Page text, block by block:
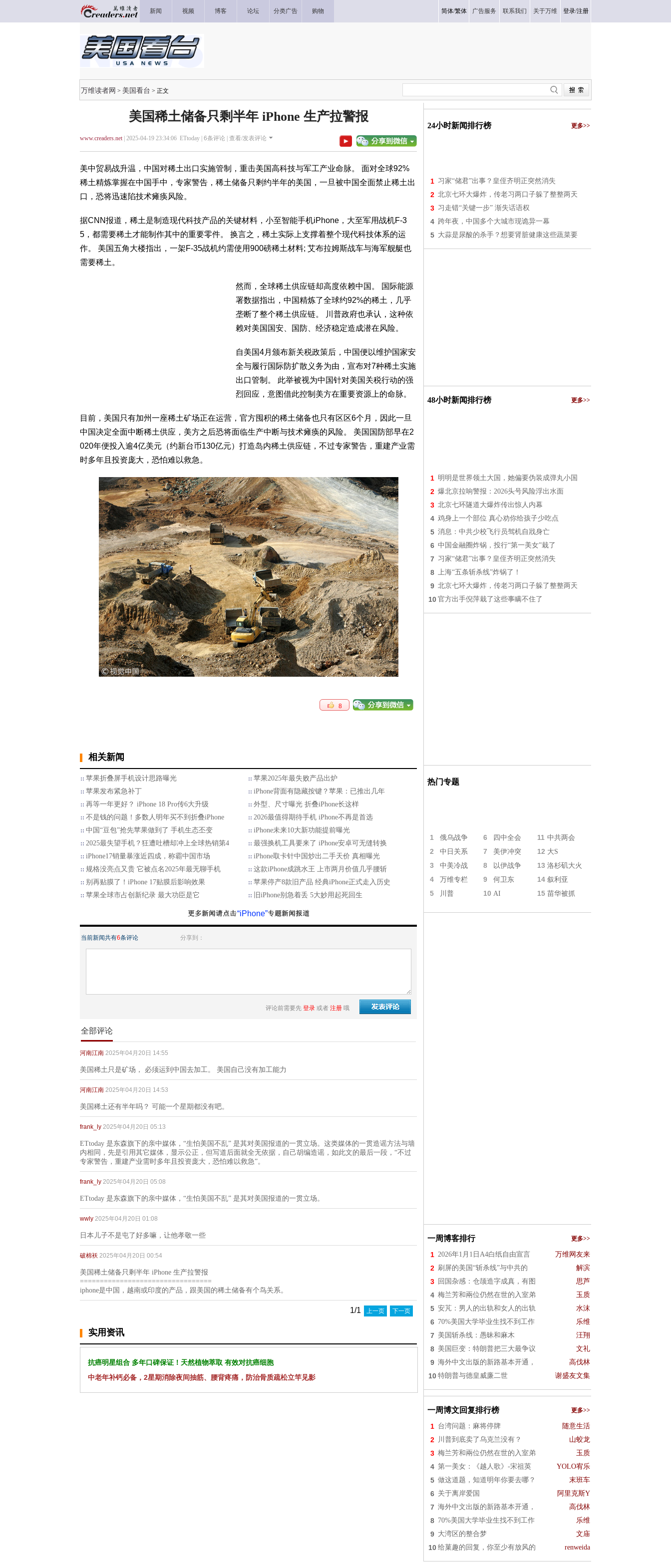
新闻 视频 博客 论坛 分类广告 购物 简体/繁体 广告服务 联系我们 关于万维 登录/注册
万维读者网 > 美国看台 > 正文
美国稀土储备只剩半年 iPhone 生产拉警报
www.creaders.net| 2025-04-19 23:34:06 ETtoday | 6条评论 | 查看/发表评论
美中贸易战升温，中国对稀土出口实施管制，重击美国高科技与军工产业命脉。 面对全球92%
稀土精炼掌握在中国手中，专家警告，稀土储备只剩约半年的美国，一旦被中国全面禁止稀土出
口，恐将迅速陷技术瘫痪风险。
据CNN报道，稀土是制造现代科技产品的关键材料，小至智能手机iPhone，大至军用战机F-3
5，都需要稀土才能制作其中的重要零件。 换言之，稀土实际上支撑着整个现代科技体系的运
作。 美国五角大楼指出，一架F-35战机约需使用900磅稀土材料; 艾布拉姆斯战车与海军舰艇也
需要稀土。
然而，全球稀土供应链却高度依赖中国。 国际能源
署数据指出，中国精炼了全球约92%的稀土，几乎
垄断了整个稀土供应链。 川普政府也承认，这种依
赖对美国国安、国防、经济稳定造成潜在风险。
自美国4月颁布新关税政策后，中国便以维护国家安
全与履行国际防扩散义务为由，宣布对7种稀土实施
出口管制。 此举被视为中国针对美国关税行动的强
烈回应，意图借此控制美方在重要资源上的命脉。
目前，美国只有加州一座稀土矿场正在运营，官方囤积的稀土储备也只有区区6个月，因此一旦
中国决定全面中断稀土供应，美方之后恐将面临生产中断与技术瘫痪的风险。 美国国防部早在2
020年便投入逾4亿美元（约新台币130亿元）打造岛内稀土供应链，不过专家警告，重建产业需
时多年且投资庞大，恐怕难以救急。
8
相关新闻
苹果折叠屏手机设计思路曝光
苹果2025年最失败产品出炉
苹果发布紧急补丁
iPhone背面有隐藏按键？苹果：已推出几年
再等一年更好？ iPhone 18 Pro传6大升级
外型、尺寸曝光 折叠iPhone长这样
不是钱的问题！多数人明年买不到折叠iPhone
2026最值得期待手机 iPhone不再是首选
中国“豆包”抢先苹果做到了 手机生态丕变
iPhone未来10大新功能提前曝光
2025最失望手机？狂遭吐槽却冲上全球热销第4
最强换机工具要来了 iPhone安卓可无缝转换
iPhone17销量暴涨近四成，称霸中国市场
iPhone取卡针中国炒出二手天价 真相曝光
规格没亮点又贵 它被点名2025年最无聊手机
这款iPhone成跳水王 上市两月价值几乎腰斩
别再贴膜了！iPhone 17贴膜后影响效果
苹果停产8款旧产品 经典iPhone正式走入历史
苹果全球市占创新纪录 最大功臣是它
旧iPhone别急着丢 5大妙用起死回生
“iPhone”
当前新闻共有6条评论 分享到：
评论前需要先 登录 或者 注册 哦
全部评论
河南江南 2025年04月20日 14:55
美国稀土只是矿场， 必须运到中国去加工。 美国自己没有加工能力
河南江南 2025年04月20日 14:53
美国稀土还有半年吗？ 可能一个星期都没有吧。
frank_ly 2025年04月20日 05:13
ETtoday 是东森旗下的亲中媒体，“生怕美国不乱” 是其对美国报道的一贯立场。这类媒体的一贯造谣方法与墙
内相同，先是引用其它媒体，显示公正，但写道后面就全无依据，自己胡编造谣，如此文的最后一段，“不过
专家警告，重建产业需时多年且投资庞大，恐怕难以救急”。
frank_ly 2025年04月20日 05:08
ETtoday 是东森旗下的亲中媒体，“生怕美国不乱” 是其对美国报道的一贯立场。
wwly 2025年04月20日 01:08
日本儿子不是屯了好多嘛，让他孝敬一些
破棉袄 2025年04月20日 00:54
美国稀土储备只剩半年 iPhone 生产拉警报
=================================
iphone是中国，越南或印度的产品，跟美国的稀土储备有个鸟关系。
1/1 上一页 下一页
实用资讯
抗癌明星组合 多年口碑保证！天然植物萃取 有效对抗癌细胞
中老年补钙必备，2星期消除夜间抽筋、腰背疼痛，防治骨质疏松立竿见影
24小时新闻排行榜 更多>>
1 习家“储君”出事？皇侄齐明正突然消失
2 北京七环大爆炸，传老习两口子躲了整整两天
3 习走错“关键一步” 渐失话语权
4 跨年夜，中国多个大城市现诡异一幕
5 大蒜是尿酸的杀手？想要肾脏健康这些蔬菜要
48小时新闻排行榜 更多>>
1 明明是世界领土大国，她偏要伪装成弹丸小国
2 爆北京拉响警报：2026头号风险浮出水面
3 北京七环隧道大爆炸传出惊人内幕
4 鸡身上一个部位 真心劝你给孩子少吃点
5 消息：中共少校飞行员驾机自戕身亡
6 中国金融圈炸锅，投行“第一美女”栽了
7 习家“储君”出事？皇侄齐明正突然消失
8 上海“五条斩杀线”炸锅了！
9 北京七环大爆炸，传老习两口子躲了整整两天
10 官方出手倪萍栽了这些事瞒不住了
热门专题
1 俄乌战争 6 四中全会 11 中共两会
2 中日关系 7 美伊冲突 12 大S
3 中美冷战 8 以伊战争 13 洛杉矶大火
4 万维专栏 9 何卫东 14 叙利亚
5 川普 10 AI 15 苗华被抓
一周博客排行 更多>>
1 2026年1月1日A4白纸自由宣言 万维网友来
2 刷屏的美国“斩杀线”与中共的 解滨
3 回国杂感：仓颉造字成真，有图 思芦
4 梅兰芳和兩位仍然在世的入室弟 玉质
5 安芃：男人的出轨和女人的出轨 水沫
6 70%美国大学毕业生找不到工作 乐维
7 美国斩杀线：愚昧和麻木 汪翔
8 美国巨变：特朗普把三大最争议 文礼
9 海外中文出版的新路基本开通， 高伐林
10 特朗普与德皇威廉二世 谢盛友文集
一周博文回复排行榜 更多>>
1 台湾问题：麻将停牌 随意生活
2 川普到底卖了乌克兰没有？ 山蛟龙
3 梅兰芳和兩位仍然在世的入室弟 玉质
4 第一美女：《越人歌》-宋祖英 YOLO宥乐
5 做这道题，知道明年你要去哪？ 末班车
6 关于离岸爱国 阿里克斯Y
7 海外中文出版的新路基本开通， 高伐林
8 70%美国大学毕业生找不到工作 乐维
9 大湾区的整合梦 文庙
10 给菓趣的回复，你至少有放风的 renweida